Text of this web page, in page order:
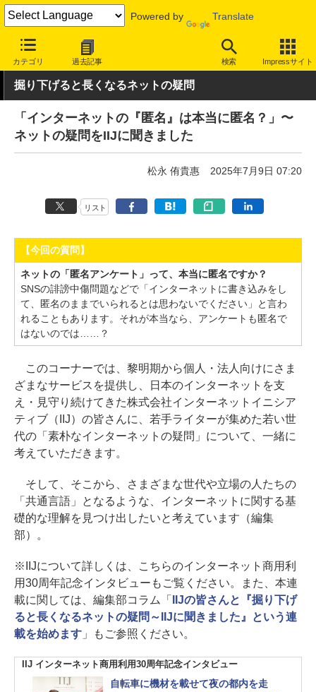
Powered by Translate
カテゴリ 過去記事 検索 Impressサイト
INTERNET Watch トピック
掘り下げると長くなるネットの疑問
「インターネットの『匿名』は本当に匿名？」〜
ネットの疑問をIIJに聞きました
松永 侑貴惠 2025年7月9日 07:20
リスト
【今回の質問】
ネットの「匿名アンケート」って、本当に匿名ですか？
SNSの誹謗中傷問題などで「インターネットに書き込みをし
て、匿名のままでいられるとは思わないでください」と言わ
れることもあります。それが本当なら、アンケートも匿名で
はないのでは……？
このコーナーでは、黎明期から個人・法人向けにさま
ざまなサービスを提供し、日本のインターネットを支
え・見守り続けてきた株式会社インターネットイニシア
ティブ（IIJ）の皆さんに、若手ライターが集めた若い世
代の「素朴なインターネットの疑問」について、一緒に
考えていただきます。
そして、そこから、さまざまな世代や立場の人たちの
「共通言語」となるような、インターネットに関する基
礎的な理解を見つけ出したいと考えています（編集
部）。
※IIJについて詳しくは、こちらのインターネット商用利
用30周年記念インタビューもご覧ください。また、本連
載に関しては、編集部コラム「
IIJの皆さんと『掘り下げ
ると長くなるネットの疑問～IIJに聞きました』という連
載を始めます」もご参照ください。
IIJ インターネット商用利用30周年記念インタビュー
自転車に機材を載せて夜の都内を走